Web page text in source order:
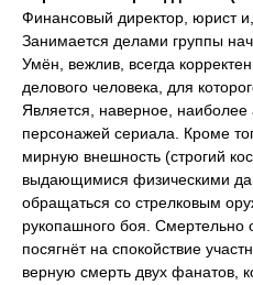
Финансовый директор, юрист
Занимается делами группы
Умён, вежлив, всегда
делового человека, для
Является, наверное,
персонажей сериала. Кроме
мирную внешность (строгий
выдающимися физическими
обращаться со стрелковым
рукопашного боя. Смертельно
посягнёт на спокойствие
верную смерть двух фанатов,